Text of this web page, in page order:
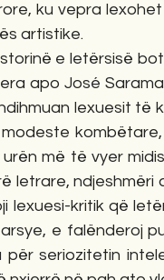
ku vepra
artistike.
e letërsisë
apo José
lexuesit të
urën më të vyer
letrare, ndjeshmëri
lexuesi-kritik që
e falënderoj
për seriozitetin